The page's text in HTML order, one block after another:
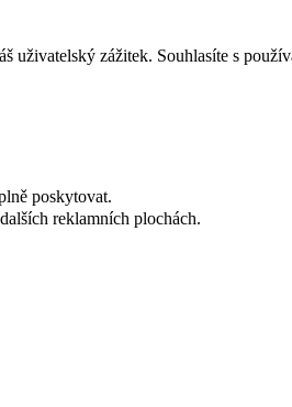
uživatelský zážitek. Souhlasíte s
poskytovat.
reklamních plochách.